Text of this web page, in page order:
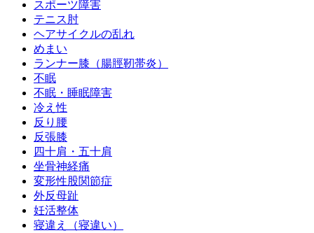
スポーツ障害
テニス肘
ヘアサイクルの乱れ
めまい
ランナー膝（腸脛靭帯炎）
不眠
不眠・睡眠障害
冷え性
反り腰
反張膝
四十肩・五十肩
坐骨神経痛
変形性股関節症
外反母趾
妊活整体
寝違え（寝違い）